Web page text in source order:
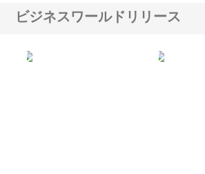
ビジネスワールドリリース